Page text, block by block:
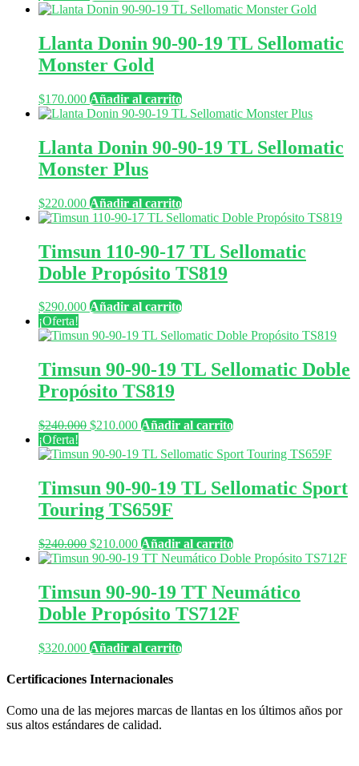
Llanta Donin 90-90-19 TL Sellomatic
Monster Gold
$170.000 Añadir al carrito
Llanta Donin 90-90-19 TL Sellomatic
Monster Plus
$220.000 Añadir al carrito
Timsun 110-90-17 TL Sellomatic
Doble Propósito TS819
$290.000 Añadir al carrito
¡Oferta!
Timsun 90-90-19 TL Sellomatic Doble
Propósito TS819
$240.000 El
original
$240.000.
$210.000El
actual
$210.000.
Añadir al carrito
¡Oferta!
Timsun 90-90-19 TL Sellomatic Sport
Touring TS659F
$240.000 El
precio
era:
$240.000.
$210.000El
precio
es:
$210.000.
Añadir al carrito
Timsun 90-90-19 TT Neumático
Doble Propósito TS712F
$320.000 Añadir al carrito
Certificaciones Internacionales
Como una de las mejores marcas de llantas en los últimos años por
sus altos estándares de calidad.